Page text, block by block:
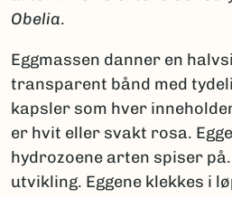
Obelia.
Eggmassen danner en
transparent bånd med
kapsler som hver
er hvit eller svakt rosa.
hydrozoene arten spiser
utvikling. Eggene klekkes i